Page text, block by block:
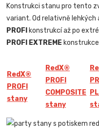
Konstrukci stanu pro tento
variant. Od relativně
PROFI konstrukcí až po
PROFI EXTREME
RedX®
PROFI
stany
RedX®
PROFI
COMPOSITE
stany